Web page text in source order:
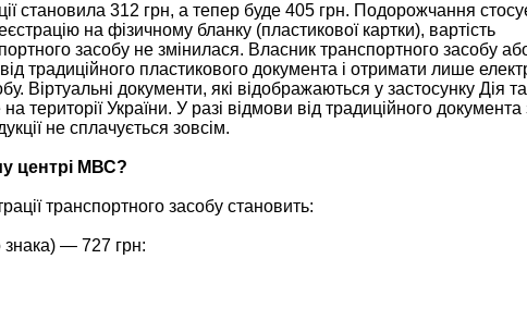
становила 312 грн, а тепер буде 405 грн. Подорожчання
на фізичному бланку (пластикової картки), вартість
засобу не змінилася. Власник транспортного засобу
традиційного пластикового документа і отримати лише
Віртуальні документи, які відображаються у застосунку Дія та
території України. У разі відмови від традиційного документа
не сплачується зовсім.
центрі МВС?
транспортного засобу становить:
знака) — 727 грн: